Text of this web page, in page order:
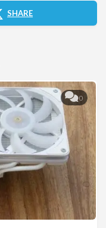
SHARE
0